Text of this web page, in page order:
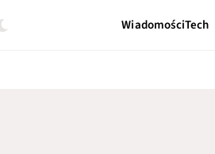
WiadomościTech